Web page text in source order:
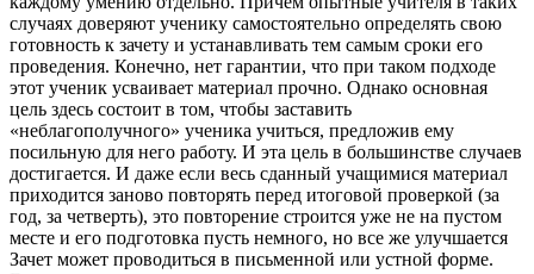
случаях доверяют ученику самостоятельно определять свою
готовность к зачету и устанавливать тем самым сроки его
проведения. Конечно, нет гарантии, что при таком подходе
этот ученик усваивает материал прочно. Однако основная
цель здесь состоит в том, чтобы заставить
«неблагополучного» ученика учиться, предложив ему
посильную для него работу. И эта цель в большинстве случаев
достигается. И даже если весь сданный учащимися материал
приходится заново повторять перед итоговой проверкой (за
год, за четверть), это повторение строится уже не на пустом
месте и его подготовка пусть немного, но все же улучшается
Зачет может проводиться в письменной или устной форме.